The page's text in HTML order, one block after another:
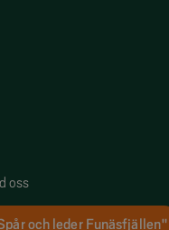
oss
och leder Funäsfjällen"